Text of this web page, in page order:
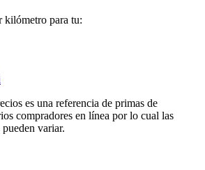
kilómetro para tu:
es una referencia de primas de
compradores en línea por lo cual las
variar.